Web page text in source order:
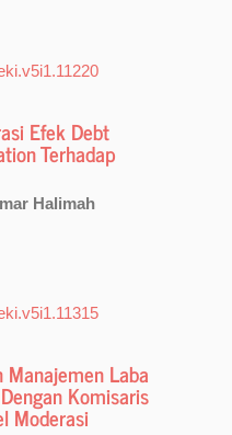
Efek Debt
Terhadap
Halimah
Laba
Komisaris
Moderasi